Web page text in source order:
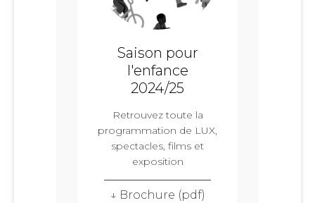
Saison pour
l'enfance
2024/25
Retrouvez toute la
programmation de LUX,
spectacles, films et
exposition
↓ Brochure (pdf)